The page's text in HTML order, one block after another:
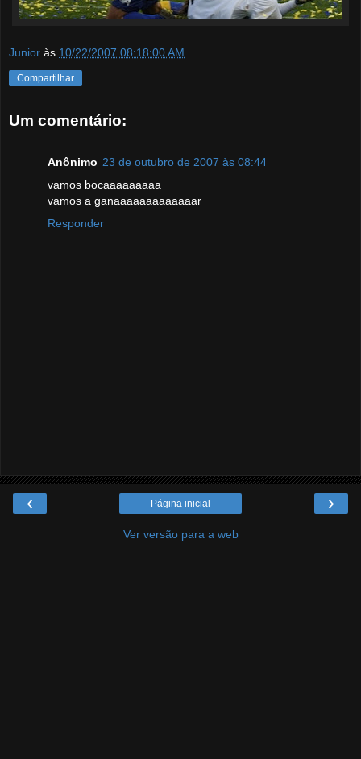
Junior às 10/22/2007 08:18:00 AM
Compartilhar
Um comentário:
Anônimo 23 de outubro de 2007 às 08:44
vamos bocaaaaaaaaa
vamos a ganaaaaaaaaaaaaar
Responder
‹ ›
Página inicial
Ver versão para a web